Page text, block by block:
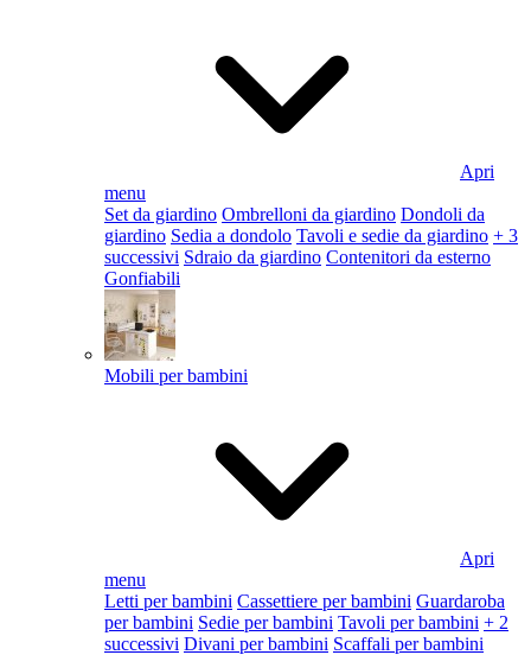
Apri
menu
Set da giardino Ombrelloni da giardino Dondoli da
giardino Sedia a dondolo Tavoli e sedie da giardino + 3
successivi Sdraio da giardino Contenitori da esterno
Gonfiabili
Mobili per bambini
Apri
menu
Letti per bambini Cassettiere per bambini Guardaroba
per bambini Sedie per bambini Tavoli per bambini + 2
successivi Divani per bambini Scaffali per bambini